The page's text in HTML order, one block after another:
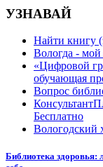
УЗНАВАЙ
Найти книгу
Вологда - мой
«Цифровой
обучающая
Вопрос
Бесплатно
Вологодский
Библиотека здоровья: